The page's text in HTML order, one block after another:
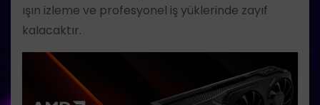
ışın izleme ve profesyonel iş yüklerinde zayıf
kalacaktır.